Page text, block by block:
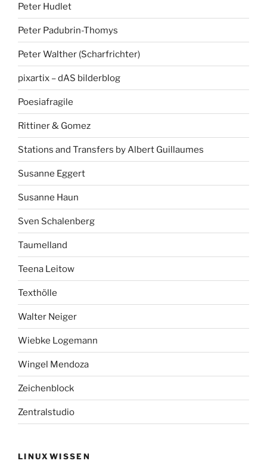
Peter Hudlet
Peter Padubrin-Thomys
Peter Walther (Scharfrichter)
pixartix – dAS bilderblog
Poesiafragile
Rittiner & Gomez
Stations and Transfers by Albert Guillaumes
Susanne Eggert
Susanne Haun
Sven Schalenberg
Taumelland
Teena Leitow
Texthölle
Walter Neiger
Wiebke Logemann
Wingel Mendoza
Zeichenblock
Zentralstudio
LINUXWISSEN